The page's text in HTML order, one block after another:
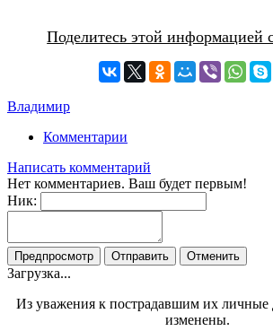
Поделитесь этой информацией
Владимир
Комментарии
Написать комментарий
Нет комментариев. Ваш будет первым!
Ник:
Загрузка...
Из уважения к пострадавшим их личные
изменены.